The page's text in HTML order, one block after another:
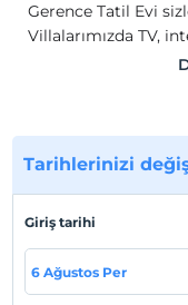
Gerence Tatil Evi
Villalarımızda TV,
kurutma makinesi,
takımı, yemek
Muğla Marmaris'te
Sahil
Plaja 50 metre
Tarihlerinizi
Giriş tarihi
6 Ağustos Per